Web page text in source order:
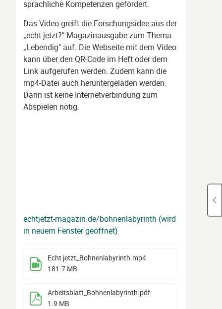
sprachliche Kompetenzen gefördert.
Das Video greift die Forschungsidee aus der
„echt jetzt?"-Magazinausgabe zum Thema
„Lebendig" auf. Die Webseite mit dem Video
kann über den QR-Code im Heft oder dem
Link aufgerufen werden. Zudem kann die
mp4-Datei auch heruntergeladen werden.
Dann ist keine Internetverbindung zum
Abspielen nötig.
echtjetzt-magazin.de/bohnenlabyrinth (wird
in neuem Fenster geöffnet)
Echt jetzt_Bohnenlabyrinth.mp4
181.7 MB
Arbeitsblatt_Bohnenlabyrinth.pdf
1.9 MB